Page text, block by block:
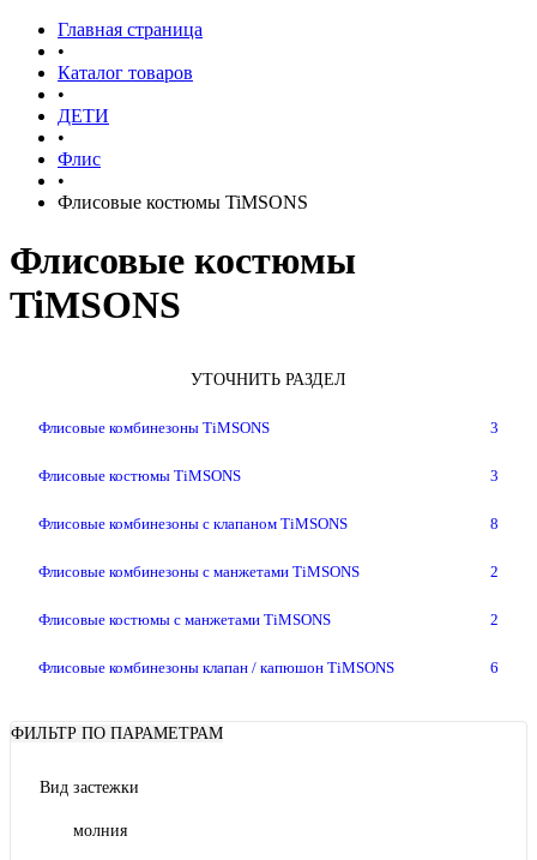
Главная страница
•
Каталог товаров
•
ДЕТИ
•
Флис
•
Флисовые костюмы TiMSONS
Флисовые костюмы
TiMSONS
УТОЧНИТЬ РАЗДЕЛ
Флисовые комбинезоны TiMSONS 3
Флисовые костюмы TiMSONS 3
Флисовые комбинезоны с клапаном TiMSONS 8
Флисовые комбинезоны с манжетами TiMSONS 2
Флисовые костюмы с манжетами TiMSONS 2
Флисовые комбинезоны клапан / капюшон TiMSONS 6
ФИЛЬТР ПО ПАРАМЕТРАМ
Вид застежки
молния